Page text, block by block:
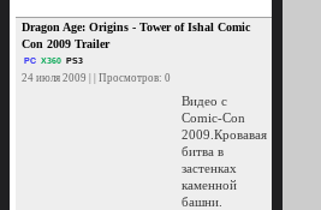
Dragon Age: Origins - Tower of Ishal Comic
Con 2009 Trailer
PC X360 PS3
24 июля 2009 | | Просмотров: 0
Видео с
Comic-Con
2009.Кровавая
битва в
застенках
каменной
башни.